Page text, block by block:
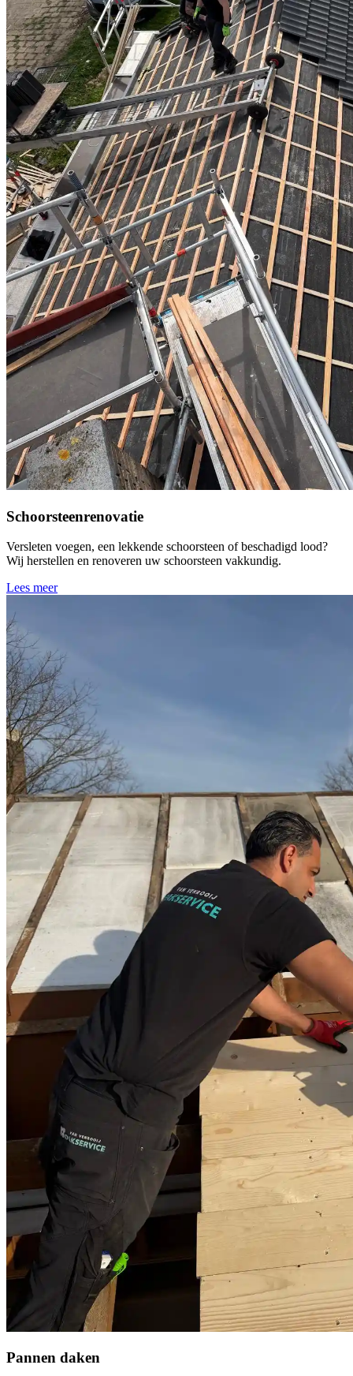
Schoorsteenrenovatie
Versleten voegen, een lekkende schoorsteen of beschadigd lood?
Wij herstellen en renoveren uw schoorsteen vakkundig.
Lees meer
Pannen daken